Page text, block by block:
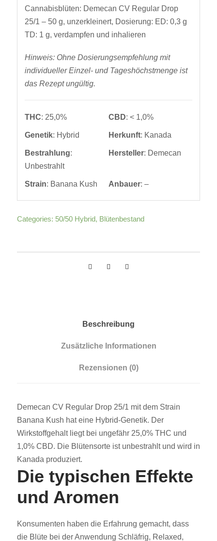
Cannabisblüten: Demecan CV Regular Drop
25/1 – 50 g, unzerkleinert, Dosierung: ED: 0,3 g
TD: 1 g, verdampfen und inhalieren
Hinweis: Ohne Dosierungsempfehlung mit
individueller Einzel- und Tageshöchstmenge ist
das Rezept ungültig.
THC: 25,0% CBD: < 1,0%
Genetik: Hybrid Herkunft: Kanada
Bestrahlung:
Unbestrahlt
Hersteller: Demecan
Strain: Banana Kush Anbauer: –
Categories: 50/50 Hybrid, Blütenbestand
Beschreibung
Zusätzliche Informationen
Rezensionen (0)
Demecan CV Regular Drop 25/1 mit dem Strain
Banana Kush hat eine Hybrid-Genetik. Der
Wirkstoffgehalt liegt bei ungefähr 25,0% THC und
1,0% CBD. Die Blütensorte ist unbestrahlt und wird in
Kanada produziert.
Die typischen Effekte
und Aromen
Konsumenten haben die Erfahrung gemacht, dass
die Blüte bei der Anwendung Schläfrig, Relaxed,